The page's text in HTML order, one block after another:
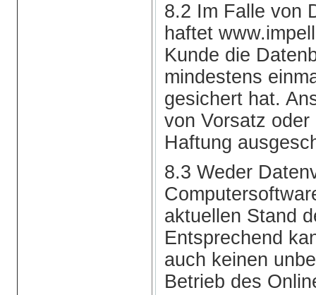
8.2 Im Falle von
haftet
Kunde die
mindestens
gesichert hat.
von Vorsatz
Haftung
8.3 Weder
aktuellen Stand
Entsprechend
auch keinen
Betrieb des